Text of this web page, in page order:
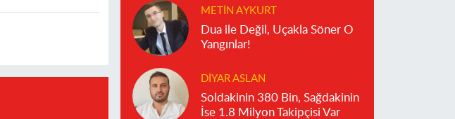
METIN AYKURT
Dua ile Değil, Uçakla Söner O
Yangınlar!
DIYAR ASLAN
Soldakinin 380 Bin, Sağdakinin
İse 1.8 Milyon Takipçisi Var